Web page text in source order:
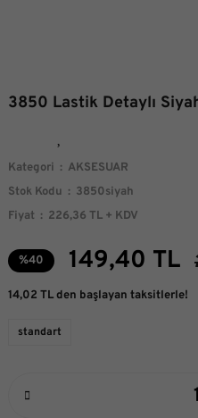
3850 Lastik Detaylı
Kategori
AKSESUAR
Stok Kodu
3850siyah
Fiyat
226,36 TL + KDV
%40 149,40 TL
14,02 TL den başlayan taksitlerle!
standart